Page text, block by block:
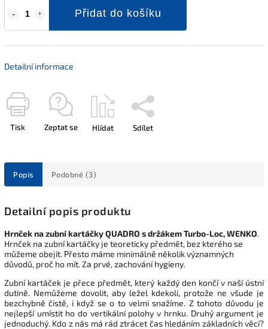
Přidat do košíku
Detailní informace
Tisk Zeptat se Hlídat Sdílet
Popis Podobné (3)
Detailní popis produktu
Hrnček na zubní kartáčky QUADRO s držákem Turbo-Loc, WENKO.
Hrnček na zubní kartáčky je teoreticky předmět, bez kterého se
můžeme obejít. Přesto máme minimálně několik významných
důvodů, proč ho mít. Za prvé, zachování hygieny.
Zubní kartáček je přece předmět, který každý den končí v naší ústní
dutině. Nemůžeme dovolit, aby ležel kdekoli, protože ne všude je
bezchybně čistě, i když se o to velmi snažíme. Z tohoto důvodu je
nejlepší umístit ho do vertikální polohy v hrnku. Druhý argument je
jednoduchý. Kdo z nás má rád ztrácet čas hledáním základních věcí?